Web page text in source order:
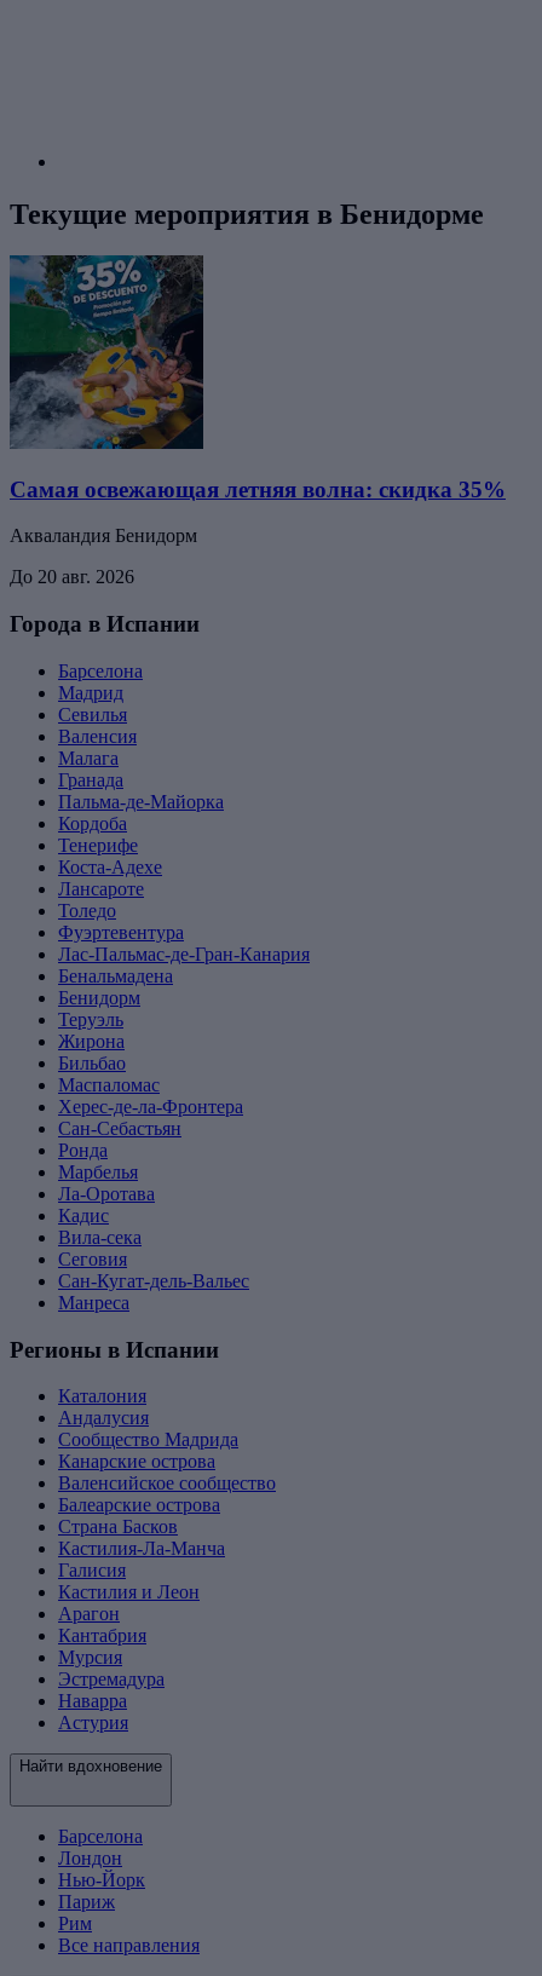
Текущие мероприятия в Бенидорме
Самая освежающая летняя волна: скидка 35%
Акваландия Бенидорм
До 20 авг. 2026
Города в Испании
Барселона
Мадрид
Севилья
Валенсия
Малага
Гранада
Пальма-де-Майорка
Кордоба
Тенерифе
Коста-Адехе
Лансароте
Толедо
Фуэртевентура
Лас-Пальмас-де-Гран-Канария
Бенальмадена
Бенидорм
Теруэль
Жирона
Бильбао
Маспаломас
Херес-де-ла-Фронтера
Сан-Себастьян
Ронда
Марбелья
Ла-Оротава
Кадис
Вила-сека
Сеговия
Сан-Кугат-дель-Вальес
Манреса
Регионы в Испании
Каталония
Андалусия
Сообщество Мадрида
Канарские острова
Валенсийское сообщество
Балеарские острова
Страна Басков
Кастилия-Ла-Манча
Галисия
Кастилия и Леон
Арагон
Кантабрия
Мурсия
Эстремадура
Наварра
Астурия
Найти вдохновение
Барселона
Лондон
Нью-Йорк
Париж
Рим
Все направления